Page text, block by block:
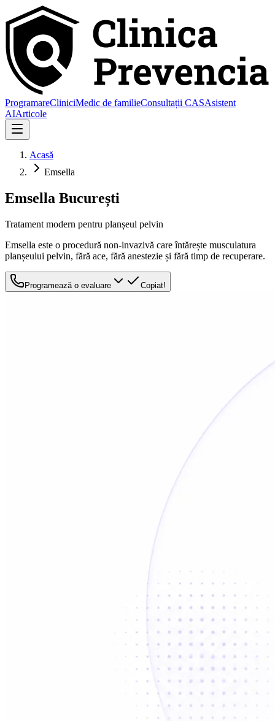
ProgramareCliniciMedic de familieConsultații CASAsistent
AIArticole
Acasă
Emsella
Emsella București
Tratament modern pentru planșeul pelvin
Emsella este o procedură non-invazivă care întărește musculatura
planșeului pelvin, fără ace, fără anestezie și fără timp de recuperare.
Programează o evaluare Copiat!